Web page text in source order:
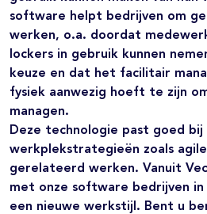
software helpt bedrijven om
werken, o.a. doordat
lockers in gebruik kunnen
keuze en dat het facilitair
fysiek aanwezig hoeft te zijn
managen.
Deze technologie past goed bij
werkplekstrategieën zoals
gerelateerd werken. Vanuit
met onze software bedrijven
een nieuwe werkstijl. Bent u